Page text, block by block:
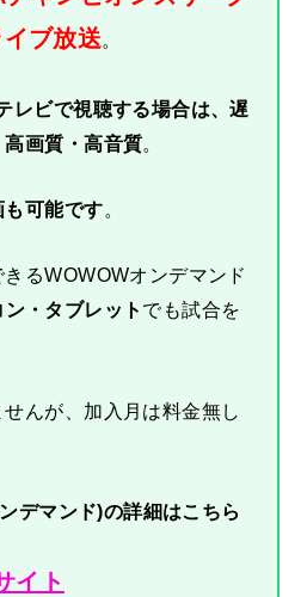
ブ放送。
レビで視聴する場合は、遅
画質・高音質
可能です。
るWOWOWオンデマンド
・タブレット でも試合を
んが、加入月は料金無し
デマンド)の詳細はこちら
イト